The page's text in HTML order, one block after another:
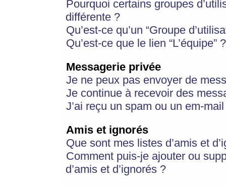
Pourquoi certains groupes
différente ?
Qu’est-ce qu’un “Groupe
Qu’est-ce que le lien “L’équipe” ?
Messagerie privée
Je ne peux pas envoyer de
Je continue à recevoir des
J’ai reçu un spam ou un em-
Amis et ignorés
Que sont mes listes d’amis et
Comment puis-je ajouter ou
d’amis et d’ignorés ?